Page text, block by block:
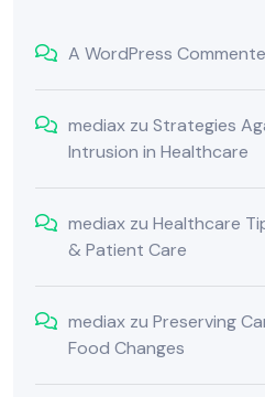
A WordPress
mediax zu Strategies
Intrusion in Healthcare
mediax zu Healthcare
& Patient Care
mediax zu Preserving
Food Changes